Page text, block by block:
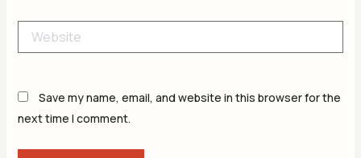
Save my name, email, and website in this browser for the
next time I comment.